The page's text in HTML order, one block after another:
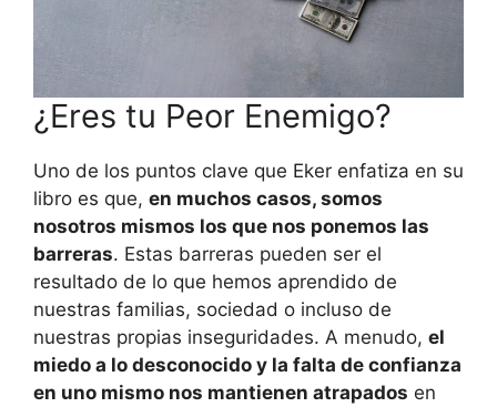
¿Eres tu Peor Enemigo?
Uno de los puntos clave que Eker enfatiza en su
libro es que, en muchos casos, somos
nosotros mismos los que nos ponemos las
barreras. Estas barreras pueden ser el
resultado de lo que hemos aprendido de
nuestras familias, sociedad o incluso de
nuestras propias inseguridades. A menudo, el
miedo a lo desconocido y la falta de confianza
en uno mismo nos mantienen atrapados en